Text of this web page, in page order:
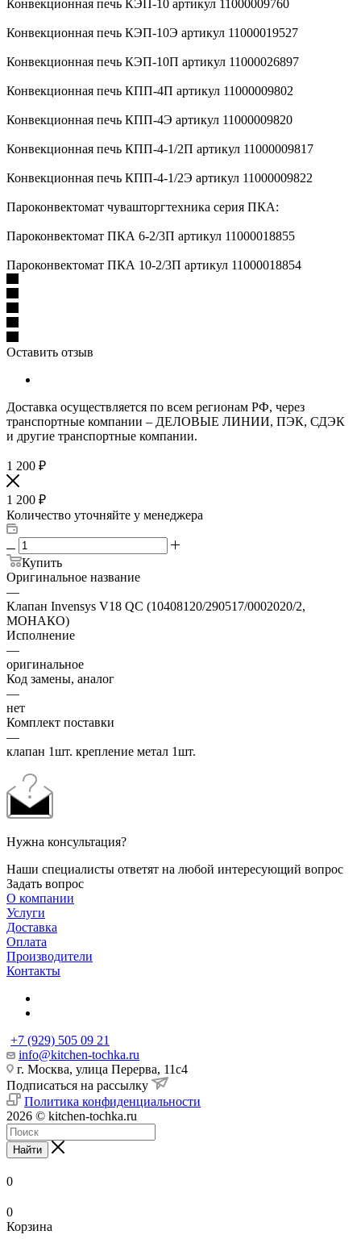
Конвекционная печь КЭП-10 артикул 11000009760
Конвекционная печь КЭП-10Э артикул 11000019527
Конвекционная печь КЭП-10П артикул 11000026897
Конвекционная печь КПП-4П артикул 11000009802
Конвекционная печь КПП-4Э артикул 11000009820
Конвекционная печь КПП-4-1/2П артикул 11000009817
Конвекционная печь КПП-4-1/2Э артикул 11000009822
Пароконвектомат чувашторгтехника серия ПКА:
Пароконвектомат ПКА 6-2/3П артикул 11000018855
Пароконвектомат ПКА 10-2/3П артикул 11000018854
Оставить отзыв
Доставка осуществляется по всем регионам РФ, через
транспортные компании – ДЕЛОВЫЕ ЛИНИИ, ПЭК, СДЭК
и другие транспортные компании.
1 200 ₽
1 200 ₽
Количество уточняйте у менеджера
Купить
Оригинальное название
—
Клапан Invensys V18 QC (10408120/290517/0002020/2,
МОНАКО)
Исполнение
—
оригинальное
Код замены, аналог
—
нет
Комплект поставки
—
клапан 1шт. крепление метал 1шт.
Нужна консультация?
Наши специалисты ответят на любой интересующий вопрос
Задать вопрос
О компании
Услуги
Доставка
Оплата
Производители
Контакты
+7 (929) 505 09 21
info@kitchen-tochka.ru
г. Москва, улица Перерва, 11с4
Подписаться на рассылку
Политика конфиденциальности
2026 © kitchen-tochka.ru
Найти
0
0
Корзина